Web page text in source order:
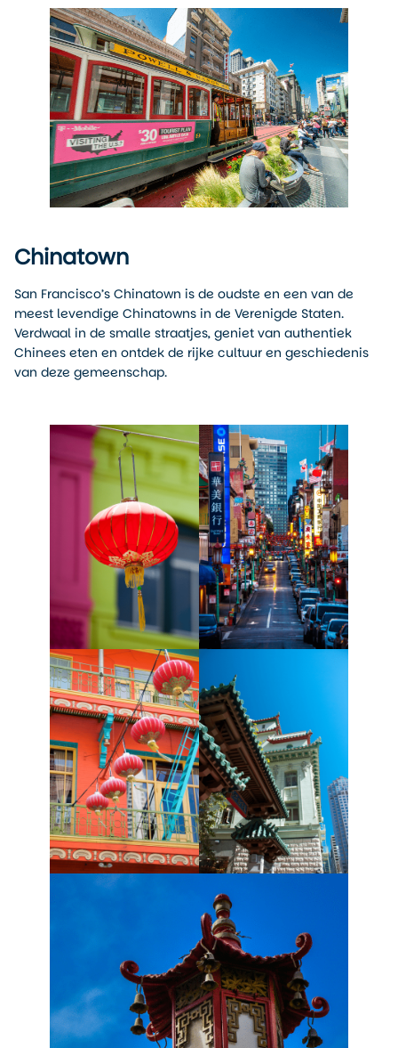
Chinatown
San Francisco’s Chinatown is de oudste en een van de
meest levendige Chinatowns in de Verenigde Staten.
Verdwaal in de smalle straatjes, geniet van authentiek
Chinees eten en ontdek de rijke cultuur en geschiedenis
van deze gemeenschap.